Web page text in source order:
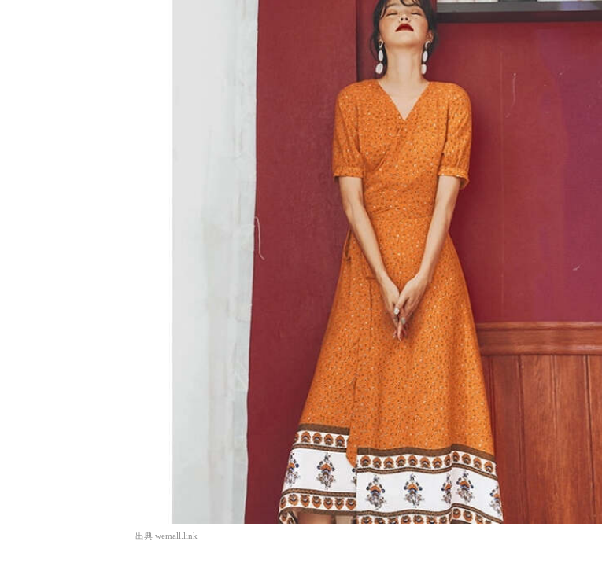
出典 wemall.link